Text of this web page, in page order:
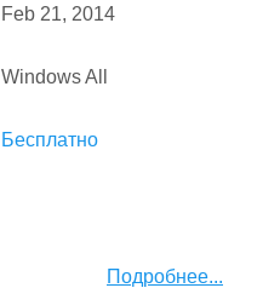
Feb 21, 2014
Windows All
Бесплатно
Подробнее...